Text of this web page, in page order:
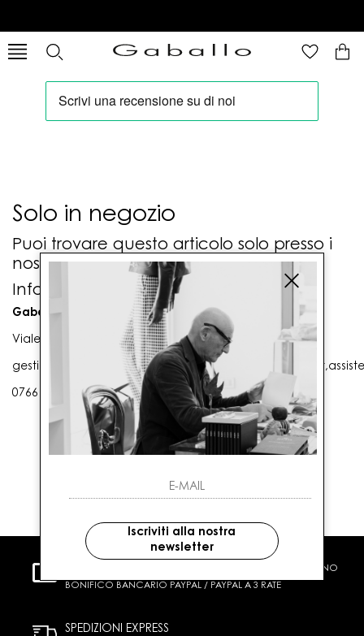
Solo in negozio
Puoi trovare questo articolo solo presso i
nostri punti vendita:
Info contatti
Gaballo Mario srl
Viale G. Matteotti n. 23 00053 Civitavecchia (RM)
0766 25656
CARTA DI CREDITO CONTRASSEGNO
BONIFICO BANCARIO PAYPAL / PAYPAL A 3 RATE
SPEDIZIONI EXPRESS
Iscriviti alla nostra
newsletter